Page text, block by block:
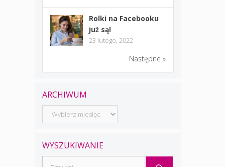
Rolki na Facebooku
już są!
23 lutego, 2022
Następne »
ARCHIWUM
Archiwum
WYSZUKIWANIE